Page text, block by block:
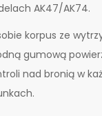
AK47/AK74.
korpus ze
gumową
nad bronią w